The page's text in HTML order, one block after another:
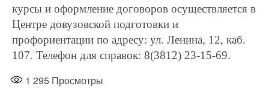
курсы и оформление договоров осуществляется в
Центре довузовской подготовки и
профориентации по адресу: ул. Ленина, 12, каб.
107. Телефон для справок: 8(3812) 23-15-69.
1 295 Просмотры